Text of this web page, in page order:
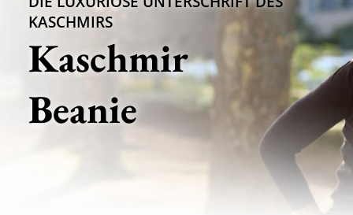
KASCHMIRS
Kaschmir
Beanie